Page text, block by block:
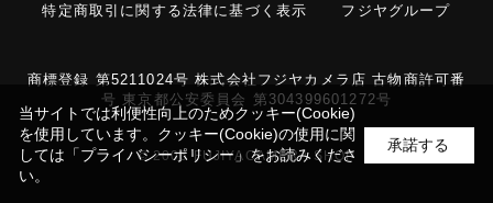
特定商取引に関する法律に基づく表示
フジヤグループ
商標登録 第5211024号 株式会社フジヤカメラ店 古物商許可番
号 東京都公安委員会 第304399601272号
© 2006 FUJIYACAMERA SHOP
当サイトでは利便性向上のためクッキー(Cookie)
を使用しています。クッキー(Cookie)の使用に関
しては 「プライバシーポリシー」をお読みくださ
い。
承諾する